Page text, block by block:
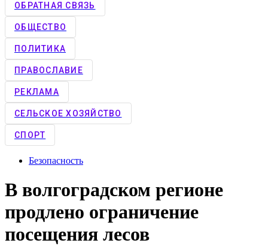
ОБРАТНАЯ СВЯЗЬ
ОБЩЕСТВО
ПОЛИТИКА
ПРАВОСЛАВИЕ
РЕКЛАМА
СЕЛЬСКОЕ ХОЗЯЙСТВО
СПОРТ
Безопасность
В волгоградском регионе
продлено ограничение
посещения лесов